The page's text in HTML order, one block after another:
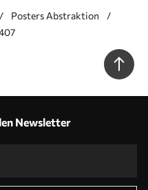
Posters Abstraktion
Newsletter